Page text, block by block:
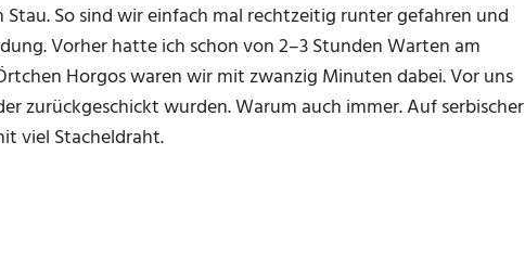
So sind wir einfach mal rechtzeitig runter gefahren und
Vorher hatte ich schon von 2–3 Stunden Warten am
Horgos waren wir mit zwanzig Minuten dabei. Vor uns
zurückgeschickt wurden. Warum auch immer. Auf serbischer
viel Stacheldraht.